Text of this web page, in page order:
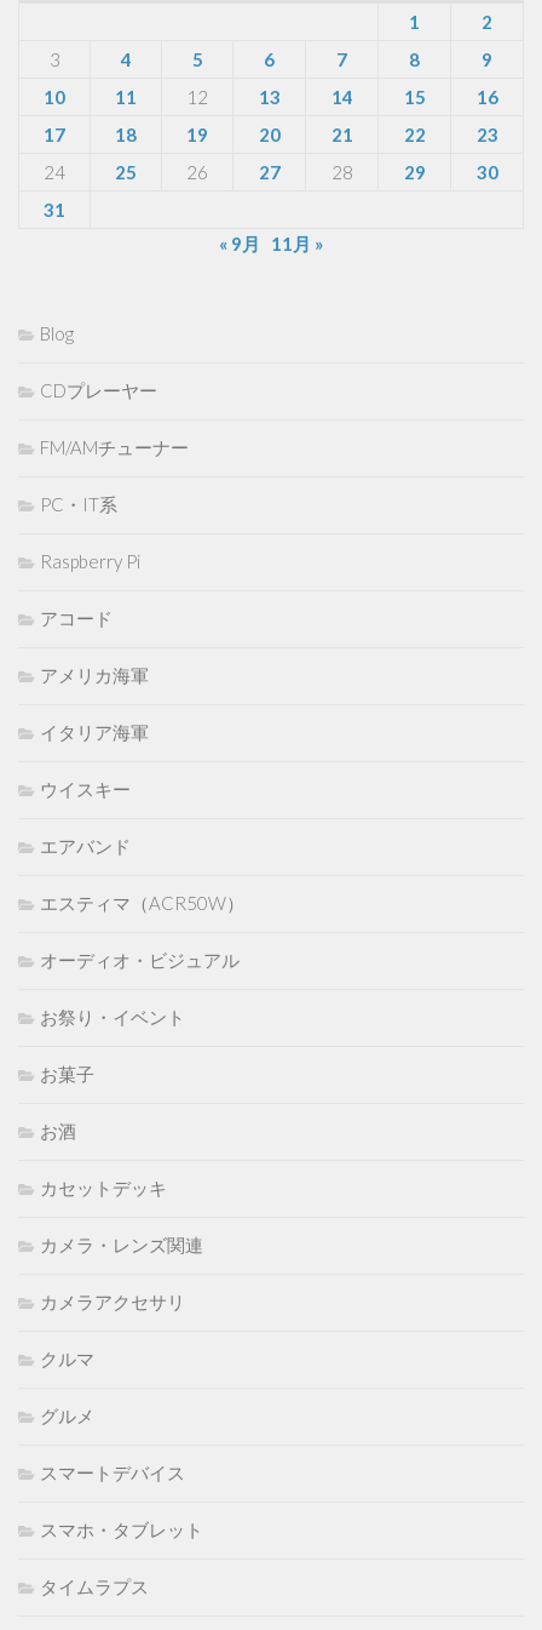
1
2
3
4 5 6 7 8
9
10
11 12 13 14 15
16
17
18 19 20 21 22
23
24
25 26 27 28 29
30
31
« 9月
11月 »
Blog
CDプレーヤー
FM/AMチューナー
PC・IT系
Raspberry Pi
アコード
アメリカ海軍
イタリア海軍
ウイスキー
エアバンド
エスティマ（ACR50W）
オーディオ・ビジュアル
お祭り・イベント
お菓子
お酒
カセットデッキ
カメラ・レンズ関連
カメラアクセサリ
クルマ
グルメ
スマートデバイス
スマホ・タブレット
タイムラプス